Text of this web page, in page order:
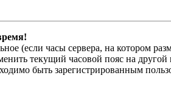
(если часы сервера, на котором
текущий часовой пояс на
быть зарегистрированным